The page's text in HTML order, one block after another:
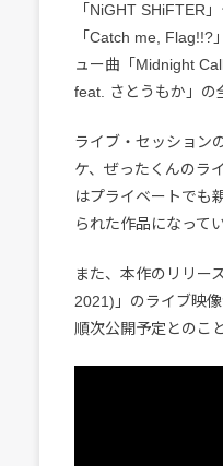
「NiGHT SHiFTER
「Catch me, Flag!!?
ュー曲「Midnight
feat. さとうもか」の
ライブ・セッション
ケ、ぜったくんのラ
はプライベートでも
られた作品になって
また、本作のリリー
2021)」のライブ映
順次公開予定とのこと